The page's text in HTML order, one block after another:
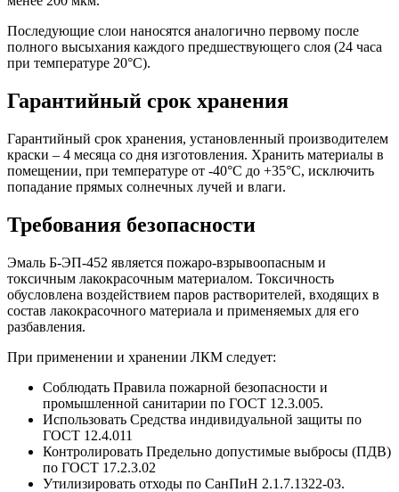
Последующие слои наносятся аналогично первому после
полного высыхания каждого предшествующего слоя (24 часа
при температуре 20°С).
Гарантийный срок хранения
Гарантийный срок хранения, установленный производителем
краски – 4 месяца со дня изготовления. Хранить материалы в
помещении, при температуре от -40°С до +35°С, исключить
попадание прямых солнечных лучей и влаги.
Требования безопасности
Эмаль Б-ЭП-452 является пожаро-взрывоопасным и
токсичным лакокрасочным материалом. Токсичность
обусловлена воздействием паров растворителей, входящих в
состав лакокрасочного материала и применяемых для его
разбавления.
При применении и хранении ЛКМ следует:
Соблюдать Правила пожарной безопасности и
промышленной санитарии по ГОСТ 12.3.005.
Использовать Средства индивидуальной защиты по
ГОСТ 12.4.011
Контролировать Предельно допустимые выбросы (ПДВ)
по ГОСТ 17.2.3.02
Утилизировать отходы по СанПиН 2.1.7.1322-03.